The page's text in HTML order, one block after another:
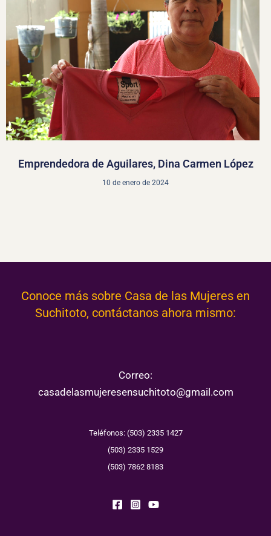
Emprendedora de Aguilares, Dina Carmen López
10 de enero de 2024
Conoce más sobre Casa de las Mujeres en
Suchitoto, contáctanos ahora mismo:
Correo:
casadelasmujeresensuchitoto@gmail.com
Teléfonos: (503) 2335 1427
(503) 2335 1529
(503) 7862 8183